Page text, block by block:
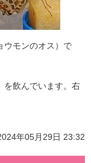
ウモンのオス）で
を飲んでいます。右
年05月29日 23:32